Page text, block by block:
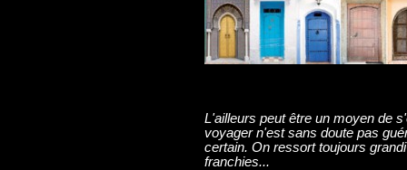
L'ailleurs peut être un moyen de
voyager n'est sans doute pas
certain. On ressort toujours
franchies...